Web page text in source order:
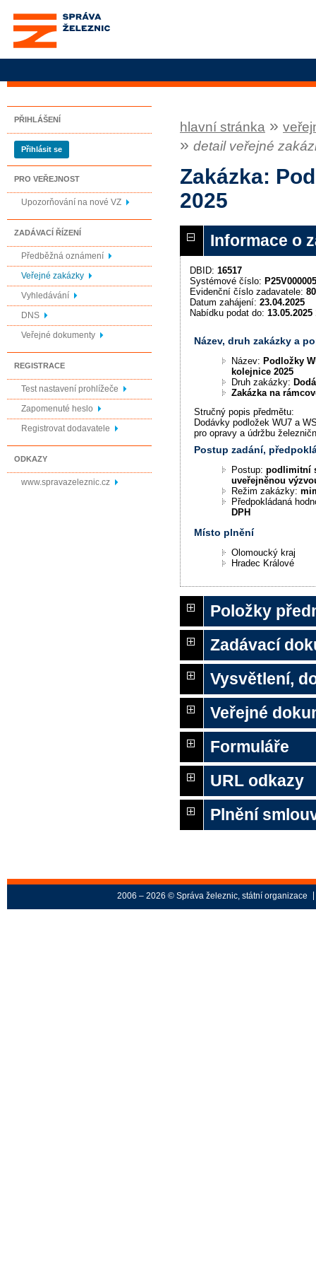
Správa železnic, státní
organizace
PŘIHLÁŠENÍ
Přihlásit se
PRO VEŘEJNOST
Upozorňování na nové VZ
ZADÁVACÍ ŘÍZENÍ
Předběžná oznámení
Veřejné zakázky
Vyhledávání
DNS
Veřejné dokumenty
REGISTRACE
Test nastavení prohlížeče
Zapomenuté heslo
Registrovat dodavatele
ODKAZY
www.spravazeleznic.cz
hlavní stránka »
» detail veřejné
Zakázka:
2025
Informace o
DBID: 16517
Systémové číslo:
Evidenční číslo zadavatele:
Datum zahájení: 23.04.2025
Nabídku podat do: 13.05.2025
Název, druh zakázky a
Název:Podložky
kolejnice 2025
Druh zakázky:
Zakázka na
Stručný popis předmětu:
Dodávky podložek WU7 a
pro opravy a údržbu
Postup zadání,
Postup:podlimitní
uveřejněnou
Režim zakázky:
Předpokládaná
DPH
Místo plnění
Olomoucký kraj
Hradec Králové
Položky
Zadávací
Vysvětlení,
Veřejné
Formuláře
URL odkazy
Plnění
2006 – 2026 © Správa železnic, státní organizace